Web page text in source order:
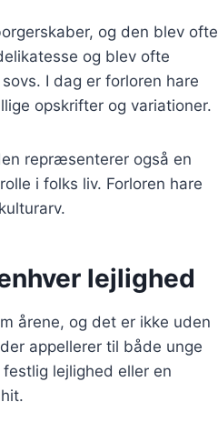
og den blev ofte
og blev ofte
I dag er forloren hare
opskrifter og variationer.
repræsenterer også en
i folks liv. Forloren hare
lejlighed
årene, og det er ikke uden
appellerer til både unge
lejlighed eller en